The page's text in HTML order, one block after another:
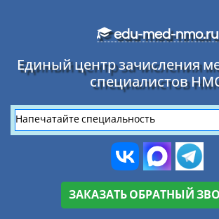
edu-med-nmo.ru
Единый центр зачисления
специалистов
ЗАКАЗАТЬ ОБРАТНЫЙ